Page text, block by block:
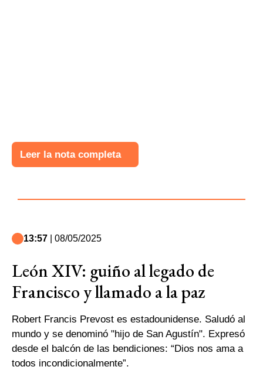
Leer la nota completa
13:57 | 08/05/2025
León XIV: guiño al legado de
Francisco y llamado a la paz
Robert Francis Prevost es estadounidense. Saludó al
mundo y se denominó "hijo de San Agustín". Expresó
desde el balcón de las bendiciones: “Dios nos ama a
todos incondicionalmente”.